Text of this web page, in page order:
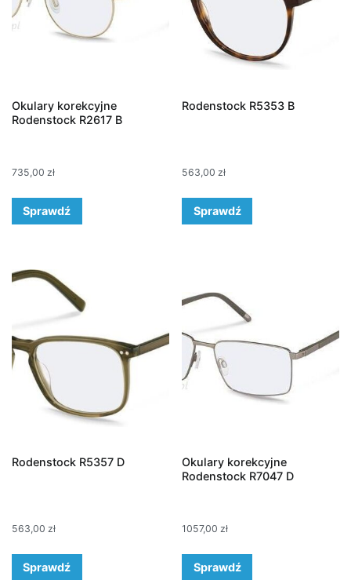
Okulary korekcyjne
Rodenstock R2617 B
735,00 zł
Sprawdź
Rodenstock R5353 B
563,00 zł
Sprawdź
Rodenstock R5357 D
563,00 zł
Sprawdź
Okulary korekcyjne
Rodenstock R7047 D
1057,00zł
Sprawdź